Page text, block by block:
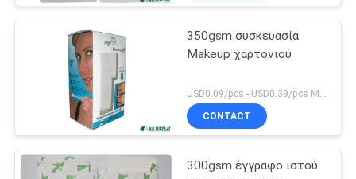
350gsm συσκευασία
Makeup χαρτονιού
USD0.09/pcs - USD0.39/pcs MOQ:1000PCS
CONTACT
300gsm έγγραφο ιστού